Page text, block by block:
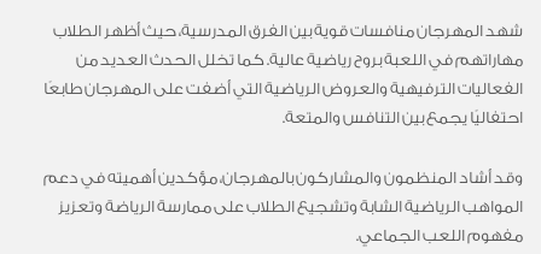
شهد المهرجان منافسات قوية بين الفرق المدرسية، حيث أظهر الطلاب
مهاراتهم في اللعبة بروح رياضية عالية. كما تخلل الحدث العديد من
الفعاليات الترفيهية والعروض الرياضية التي أضفت على المهرجان طابعًا
احتفاليًا يجمع بين التنافس والمتعة.
وقد أشاد المنظمون والمشاركون بالمهرجان، مؤكدين أهميته في دعم
المواهب الرياضية الشابة وتشجيع الطلاب على ممارسة الرياضة وتعزيز
مفهوم اللعب الجماعي.